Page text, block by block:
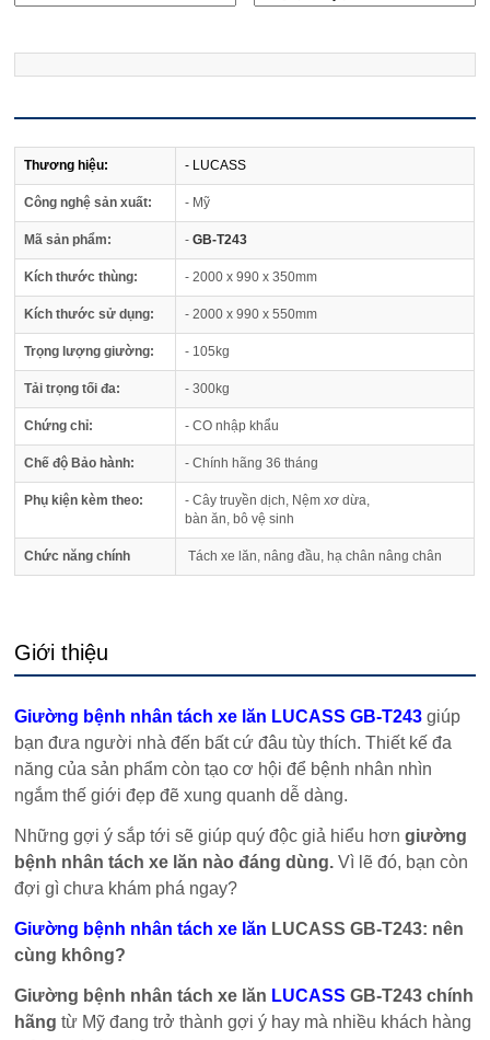
Thương hiệu: - LUCASS
Công nghệ sản xuất: - Mỹ
Mã sản phẩm: -GB-T243
Kích thước thùng: - 2000 x 990 x 350mm
Kích thước sử dụng: - 2000 x 990 x 550mm
Trọng lượng giường: - 105kg
Tải trọng tối đa: - 300kg
Chứng chỉ: - CO nhập khẩu
Chế độ Bảo hành: - Chính hãng 36 tháng
Phụ kiện kèm theo:
- Cây truyền dịch, Nệm xơ dừa,
bàn ăn, bô vệ sinh
Chức năng chính Tách xe lăn, nâng đầu, hạ chân nâng chân
Giới thiệu
Giường bệnh nhân tách xe lăn LUCASS GB-T243 giúp
bạn đưa người nhà đến bất cứ đâu tùy thích. Thiết kế đa
năng của sản phẩm còn tạo cơ hội để bệnh nhân nhìn
ngắm thế giới đẹp đẽ xung quanh dễ dàng.
Những gợi ý sắp tới sẽ giúp quý độc giả hiểu hơngiường
bệnh nhân tách xe lăn nào đáng dùng. Vì lẽ đó, bạn còn
đợi gì chưa khám phá ngay?
Giường bệnh nhân tách xe lăn LUCASS GB-T243: nên
cùng không?
Giường bệnh nhân tách xe lăn LUCASS GB-T243 chính
hãng từ Mỹ đang trở thành gợi ý hay mà nhiều khách hàng